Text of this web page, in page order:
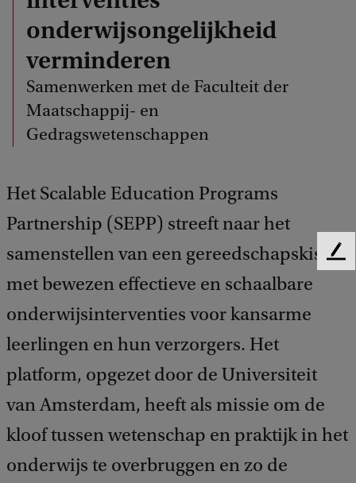
onderwijsongelijkheid
verminderen
Samenwerken met de Faculteit der
Maatschappij- en
Gedragswetenschappen
Het Scalable Education Programs
Partnership (SEPP) streeft naar het
samenstellen van een gereedschapskist
met bewezen effectieve en schaalbare
onderwijsinterventies voor kansarme
leerlingen en hun verzorgers. Het
platform, opgezet door de Universiteit
van Amsterdam, heeft als missie om de
kloof tussen wetenschap en praktijk in het
onderwijs te overbruggen en zo de
F